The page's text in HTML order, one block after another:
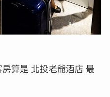
算是 北投老爺酒店 最